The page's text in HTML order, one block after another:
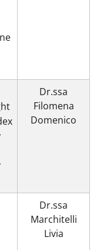
Dr.ssa
Filomena
Domenico
Dr.ssa
Marchitelli
Livia